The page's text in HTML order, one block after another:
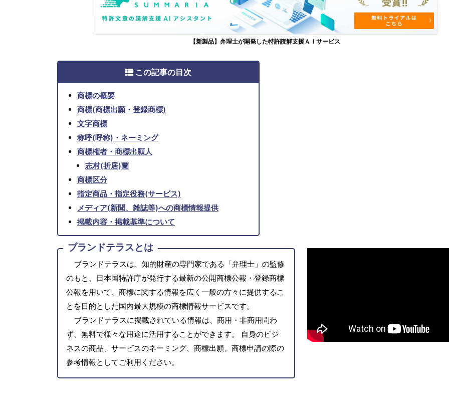
【新製品】弁理士が開発した特許読解支援ＡＩサービス
この記事の目次
商標の概要
商標(商標出願・登録商標)
文字商標
称呼(呼称)・ネーミング
商標権者・商標出願人
志村(折居)蘭
商標区分
指定商品・指定役務(サービス)
メディア(新聞、雑誌等)への商標情報提供
掲載内容・掲載基準について
ブランドテラスとは
ブランドテラスは、知的財産の専門家である「弁理士」の監修
のもと、日本国特許庁が発行する最新の公開商標公報・登録商標
公報を用いて、商標に関する情報を広く一般の方々に提供するこ
とを目的とした国内最大規模の商標情報サービスです。
ブランドテラスに掲載されている情報は、商用・非商用問わ
ず、無料で様々な用途に活用することができます。 自身のビジ
ネスの商品、サービスのネーミング、商標出願、商標申請の際の
参考情報としてご利用ください。